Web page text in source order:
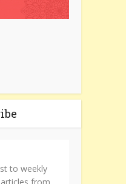
to weekly